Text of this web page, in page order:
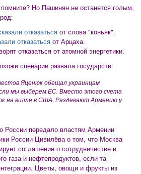
помните? Но Пашинян не останется голым,
отказаться от слова "коньяк".
отказаться от Арцаха.
отказаться от атомной энергетики.
сценарии развала государств:
Яценюк обещал украинцам
мы выберем ЕС. Вместо этого счета
на вилле в США. Раздевают Армению у
России передало властям Армении
России Цивилёва о том, что Москва
соглашение о сотрудничестве в
газа и нефтепродуктов, если та
Цветы, овощи и фрукты из